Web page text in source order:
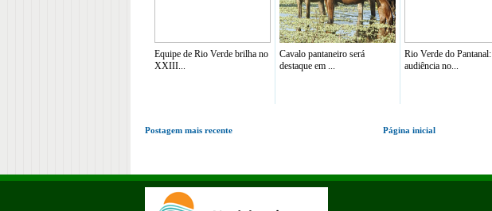
Equipe de Rio Verde brilha no
XXIII...
Cavalo pantaneiro será
destaque em ...
Rio Verde do Pantanal:
audiência no...
Postagem mais recente Página inicial